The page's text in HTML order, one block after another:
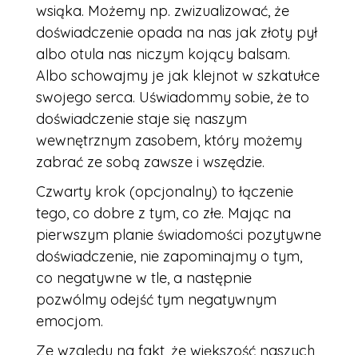
wsiąka. Możemy np. zwizualizować, że
doświadczenie opada na nas jak złoty pył
albo otula nas niczym kojący balsam.
Albo schowajmy je jak klejnot w szkatułce
swojego serca. Uświadommy sobie, że to
doświadczenie staje się naszym
wewnętrznym zasobem, który możemy
zabrać ze sobą zawsze i wszędzie.
Czwarty krok (opcjonalny) to łączenie
tego, co dobre z tym, co złe. Mając na
pierwszym planie świadomości pozytywne
doświadczenie, nie zapominajmy o tym,
co negatywne w tle, a następnie
pozwólmy odejść tym negatywnym
emocjom.
Ze względu na fakt, że większość naszych